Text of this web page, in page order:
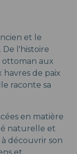
et le
De l'histoire
ottoman aux
de paix
raconte sa
en matière
naturelle et
découvrir son